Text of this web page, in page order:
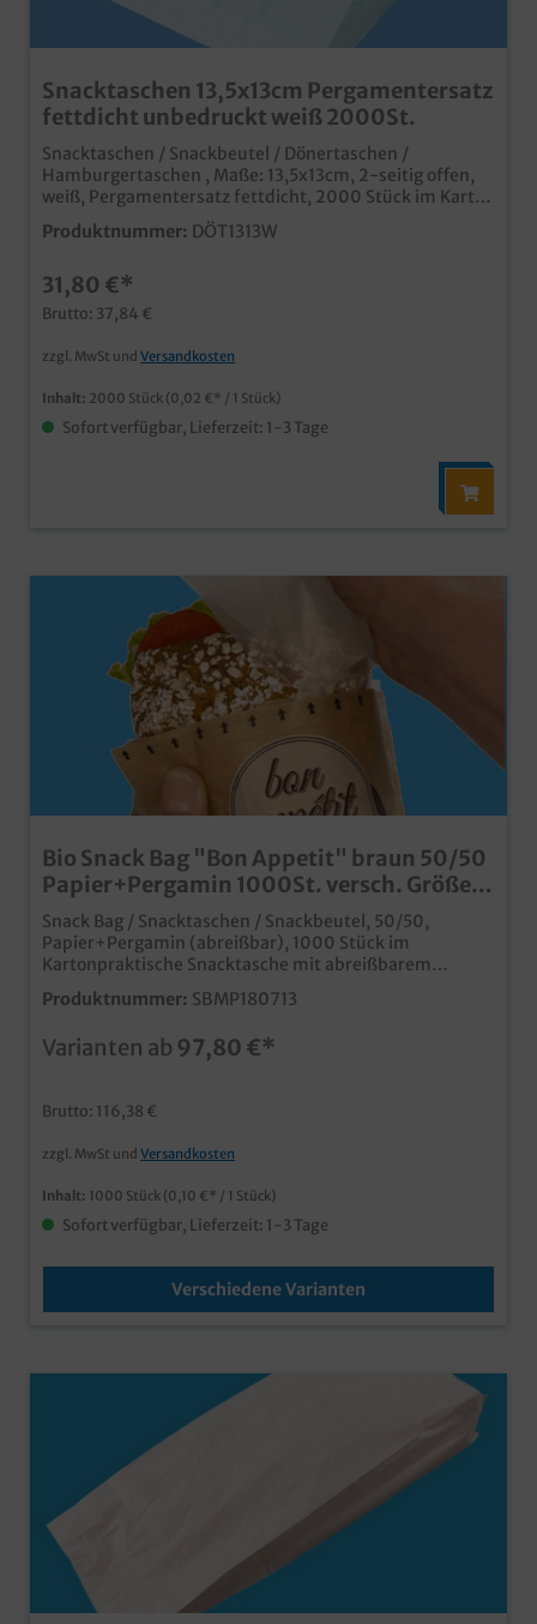
Snacktaschen 13,5x13cm Pergamentersatz
fettdicht unbedruckt weiß 2000St.
Snacktaschen / Snackbeutel / Dönertaschen /
Hamburgertaschen , Maße: 13,5x13cm, 2-seitig offen,
weiß, Pergamentersatz fettdicht, 2000 Stück im Karton
praktische Anfasshilfe für Burger, Sandwiches, Döner,
usw. aus fettdichtem Pergamentersatz Papier,
und Lieferservice auch individuell bedruckbar, fragen
Sie einfach unseren Kundenservice
Produktnummer: DÖT1313W
31,80 €*
Brutto: 37,84 €
zzgl. MwSt und Versandkosten
Inhalt: 2000 Stück (0,02 €* / 1 Stück)
Sofort verfügbar, Lieferzeit: 1-3 Tage
Bio Snack Bag "Bon Appetit" braun 50/50
Papier+Pergamin 1000St. versch. Größen
wählbar
Snack Bag / Snacktaschen / Snackbeutel, 50/50,
Papier+Pergamin (abreißbar), 1000 Stück im
Kartonpraktische Snacktasche mit abreißbarem
SichtbereichVerpacken, Präsentieren und komfortables
Genießen mit einem Produkttransparenter Bereich
die Snacktheke an Tankstellen, Bistros, bei
Produktnummer: SBMP180713
Varianten ab 97,80 €*
Brutto: 116,38 €
zzgl. MwSt und Versandkosten
Inhalt: 1000 Stück (0,10 €* / 1 Stück)
Sofort verfügbar, Lieferzeit: 1-3 Tage
Verschiedene Varianten